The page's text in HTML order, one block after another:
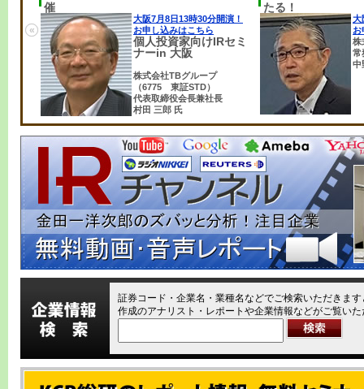
催
大阪7月8日13時30分開演！
お申し込みはこちら
個人投資家向けIRセミ
ナーin 大阪
株式会社TBグループ
（6775 東証STD）
代表取締役会長兼社長
村田 三郎 氏
たる！
大
お
株
常
«
証券コード・企業名・業種名などでご検索いただきま
作成のアナリスト・レポートや企業情報などがご覧い